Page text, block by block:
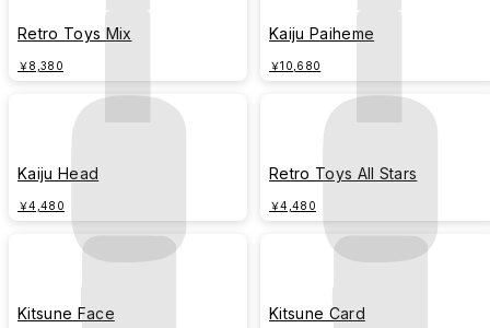
Retro Toys Mix
￥8,380
Kaiju Paiheme
￥10,680
Kaiju Head
￥4,480
Retro Toys All Stars
￥4,480
Kitsune Face Kitsune Card